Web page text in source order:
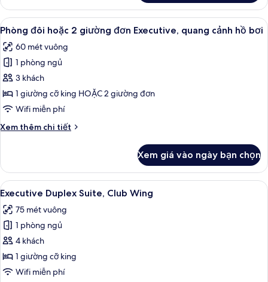
Premium
Terrace
Suite,
Wing
Xem
tất
cả
ảnh
Phòng
đôi
hoặc
giường
quang
cảnh
hồ
bơi
Phòng đôi hoặc 2 giường đơn
9
Phòng đôi hoặc 2 giường đơn Executive, quang cảnh hồ bơi
60 mét vuông
1 phòng ngủ
3 khách
1 giường cỡ king HOẶC 2 giường đơn
Wifi miễn phí
Xem thêm chi tiết
Chi
Phòng
đôi
hoặc
giường
đơn
quang
cảnh
hồ
bơi
Xem giá vào ngày bạn chọn
Xem
tất
cả
ảnh
Executive
Duplex
Suite,
Executive Duplex Suite, Club Wing |
7
Executive Duplex Suite, Club Wing
75 mét vuông
1 phòng ngủ
4 khách
1 giường cỡ king
Wifi miễn phí